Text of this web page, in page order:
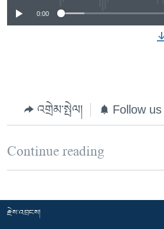
0:00
འགྲེམ་སྤེལ། Follow us
Continue reading
རྗེས་འབྲངས།